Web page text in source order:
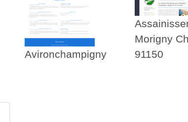
Avironchampigny
Morigny
91150